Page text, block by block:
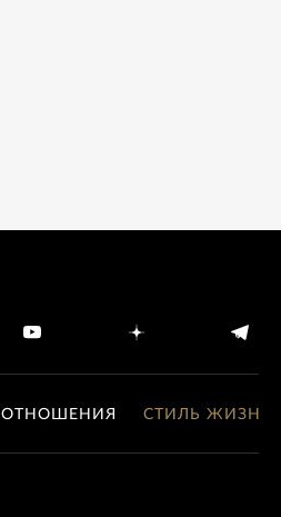
ОТНОШЕНИЯ СТИЛЬ ЖИЗНИ